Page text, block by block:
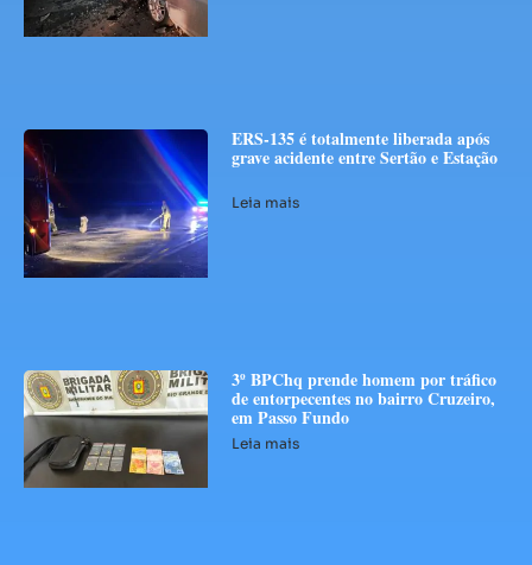
ERS-135 é totalmente liberada após
grave acidente entre Sertão e Estação
Leia mais
3º BPChq prende homem por tráfico
de entorpecentes no bairro Cruzeiro,
em Passo Fundo
Leia mais